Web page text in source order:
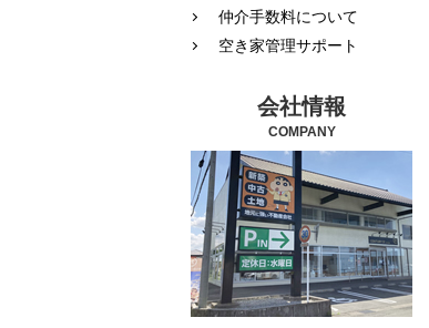
仲介手数料について
空き家管理サポート
会社情報
COMPANY